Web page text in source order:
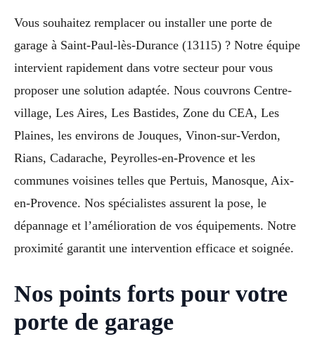
Vous souhaitez remplacer ou installer une porte de
garage à Saint-Paul-lès-Durance (13115) ? Notre équipe
intervient rapidement dans votre secteur pour vous
proposer une solution adaptée. Nous couvrons Centre-
village, Les Aires, Les Bastides, Zone du CEA, Les
Plaines, les environs de Jouques, Vinon-sur-Verdon,
Rians, Cadarache, Peyrolles-en-Provence et les
communes voisines telles que Pertuis, Manosque, Aix-
en-Provence. Nos spécialistes assurent la pose, le
dépannage et l’amélioration de vos équipements. Notre
proximité garantit une intervention efficace et soignée.
Nos points forts pour votre
porte de garage